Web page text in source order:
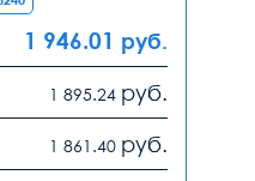
1 946.01 руб.
1 895.24 руб.
1 861.40 руб.